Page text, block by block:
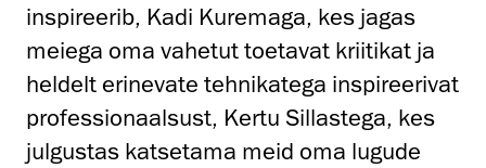
inspireerib, Kadi Kuremaga, kes jagas
meiega oma vahetut toetavat kriitikat ja
heldelt erinevate tehnikatega inspireerivat
professionaalsust, Kertu Sillastega, kes
julgustas katsetama meid oma lugude